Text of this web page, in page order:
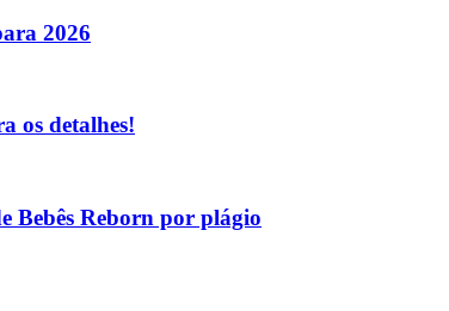
2026
os detalhes!
Bebês Reborn por plágio